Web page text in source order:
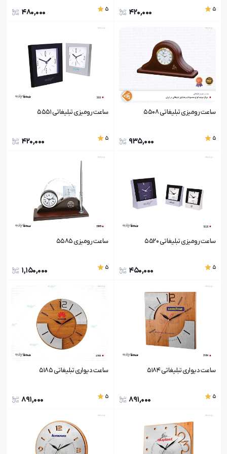
5
420,000
5
480,000
ساعت رومیزی تبلیغاتی 5508
5
935,000
ساعت رومیزی تبلیغاتی 5551
5
420,000
ساعت رومیزی تبلیغاتی 5520
5
450,000
ساعت رومیزی 5585
5
1,150,000
ساعت دیواری تبلیغاتی 5184
5
891,000
ساعت دیواری تبلیغاتی 5185
5
891,000